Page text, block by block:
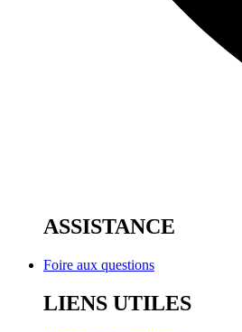
ASSISTANCE
Foire aux questions
LIENS UTILES